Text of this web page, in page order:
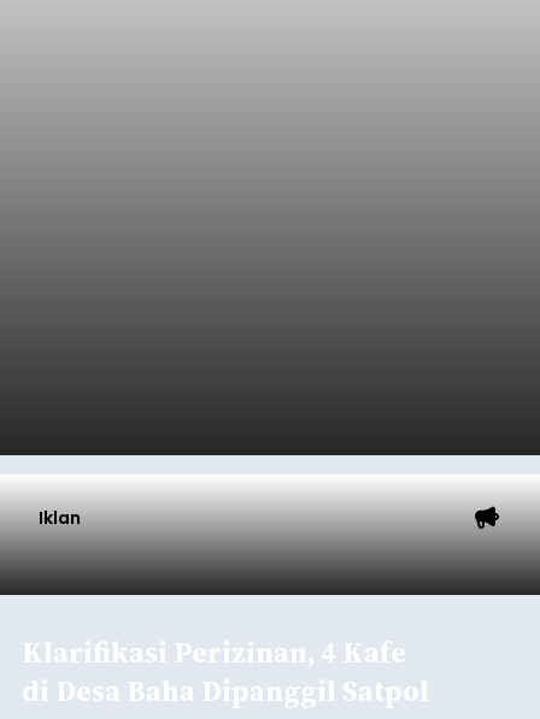
Iklan
Klarifikasi Perizinan, 4 Kafe
di Desa Baha Dipanggil Satpol